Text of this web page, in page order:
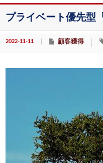
プライベート優先型
2022-11-11 顧客獲得